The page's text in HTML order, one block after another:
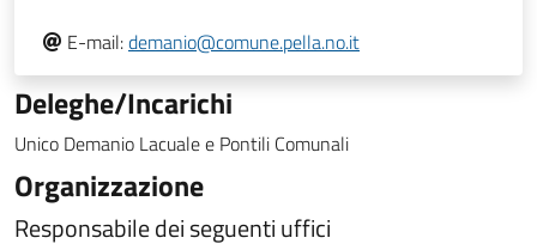
E-mail:demanio@comune.pella.no.it
Deleghe/Incarichi
Unico Demanio Lacuale e Pontili Comunali
Organizzazione
Responsabile dei seguenti uffici